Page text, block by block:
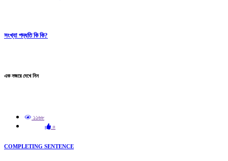
সংখ্যা পদ্ধতি কি কি?
এক নজরে দেখে নিন
১১৬৮
০
COMPLETING SENTENCE